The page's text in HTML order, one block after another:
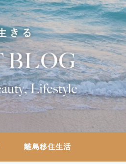
離島移住生活